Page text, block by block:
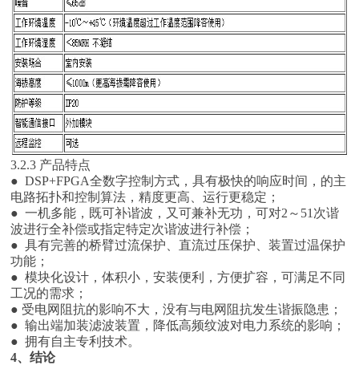
3.2.3 产品特点
● DSP+FPGA全数字控制方式，具有极快的响应时间，的主
电路拓扑和控制算法，精度更高、运行更稳定；
● 一机多能，既可补谐波，又可兼补无功，可对2～51次谐
波进行全补偿或指定特定次谐波进行补偿；
● 具有完善的桥臂过流保护、直流过压保护、装置过温保护
功能；
● 模块化设计，体积小，安装便利，方便扩容，可满足不同
工况的需求；
● 受电网阻抗的影响不大，没有与电网阻抗发生谐振隐患；
● 输出端加装滤波装置，降低高频纹波对电力系统的影响；
● 拥有自主专利技术。
4、结论